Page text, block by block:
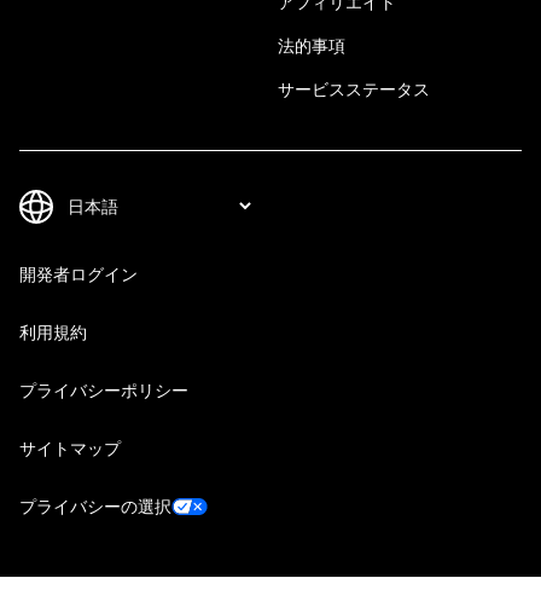
法的事項
サービスステータス
開発者ログイン
利用規約
プライバシーポリシー
サイトマップ
プライバシーの選択